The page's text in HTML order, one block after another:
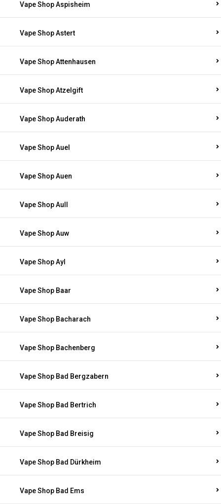
Vape Shop Aspisheim
Vape Shop Astert
Vape Shop Attenhausen
Vape Shop Atzelgift
Vape Shop Auderath
Vape Shop Auel
Vape Shop Auen
Vape Shop Aull
Vape Shop Auw
Vape Shop Ayl
Vape Shop Baar
Vape Shop Bacharach
Vape Shop Bachenberg
Vape Shop Bad Bergzabern
Vape Shop Bad Bertrich
Vape Shop Bad Breisig
Vape Shop Bad Dürkheim
Vape Shop Bad Ems